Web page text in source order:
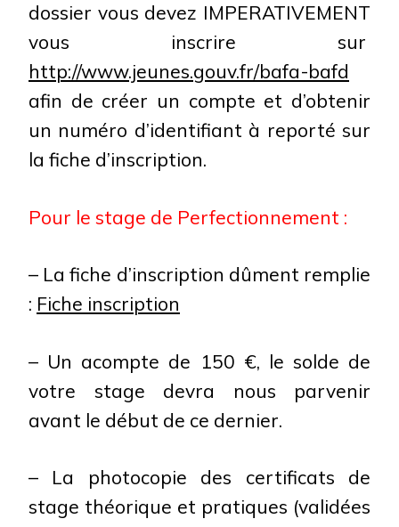
dossier vous devez IMPERATIVEMENT
vous inscrire sur
http://www.jeunes.gouv.fr/bafa-bafd
afin de créer un compte et d’obtenir
un numéro d’identifiant à reporté sur
la fiche d’inscription.
Pour le stage de Perfectionnement :
– La fiche d’inscription dûment remplie
: Fiche inscription
– Un acompte de 150 €, le solde de
votre stage devra nous parvenir
avant le début de ce dernier.
– La photocopie des certificats de
stage théorique et pratiques (validées